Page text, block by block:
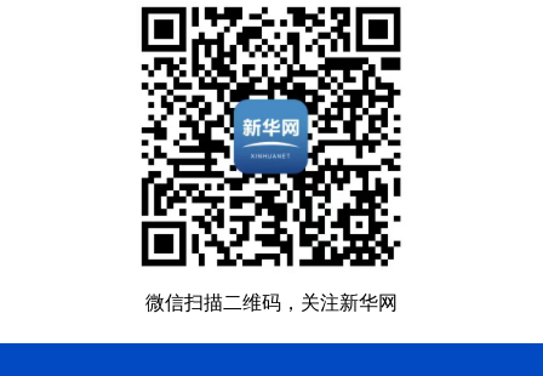
微信扫描二维码，关注新华网